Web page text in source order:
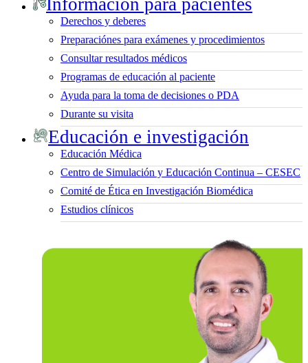
Derechos y deberes
Preparaciónes para exámenes y procedimientos
Consultar resultados médicos
Programas de educación al paciente
Ayuda para la toma de decisiones o PDA
Durante su visita
Educación e investigación
Educación Médica
Centro de Simulación y Educación Continua – CESEC
Comité de Ética en Investigación Biomédica
Estudios clínicos